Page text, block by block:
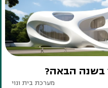
בשנה הבאה?
מערכת בית ונוי